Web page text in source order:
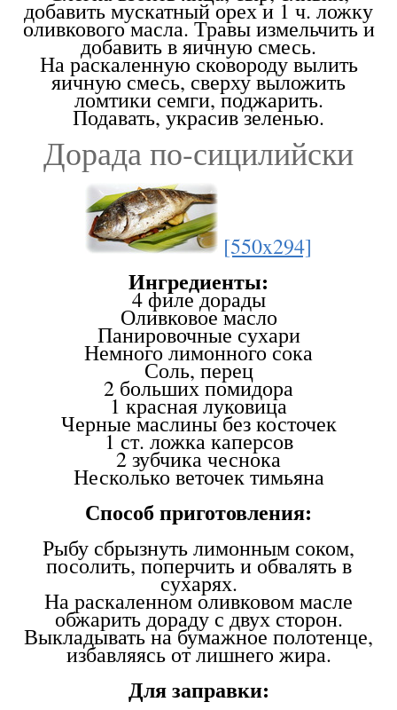
добавить мускатный орех и 1 ч. ложку
оливкового масла. Травы измельчить и
добавить в яичную смесь.
На раскаленную сковороду вылить
яичную смесь, сверху выложить
ломтики семги, поджарить.
Подавать, украсив зеленью.
Дорада по-сицилийски
[550x294]
Ингредиенты:
4 филе дорады
Оливковое масло
Панировочные сухари
Немного лимонного сока
Соль, перец
2 больших помидора
1 красная луковица
Черные маслины без косточек
1 ст. ложка каперсов
2 зубчика чеснока
Несколько веточек тимьяна
Способ приготовления:
Рыбу сбрызнуть лимонным соком,
посолить, поперчить и обвалять в
сухарях.
На раскаленном оливковом масле
обжарить дораду с двух сторон.
Выкладывать на бумажное полотенце,
избавляясь от лишнего жира.
Для заправки: